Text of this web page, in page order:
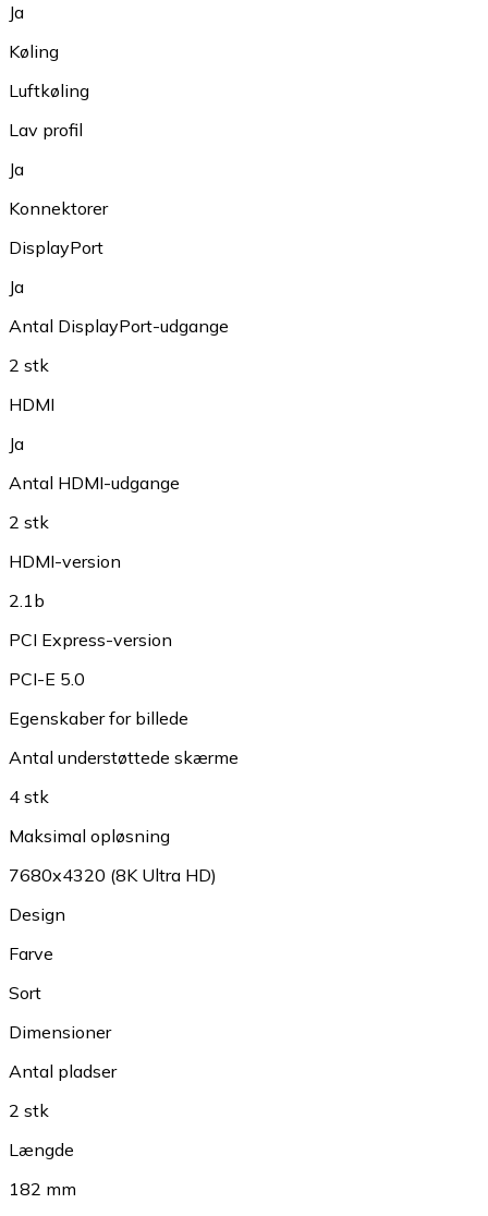
Ja
Køling
Luftkøling
Lav profil
Ja
Konnektorer
DisplayPort
Ja
Antal DisplayPort-udgange
2 stk
HDMI
Ja
Antal HDMI-udgange
2 stk
HDMI-version
2.1b
PCI Express-version
PCI-E 5.0
Egenskaber for billede
Antal understøttede skærme
4 stk
Maksimal opløsning
7680x4320 (8K Ultra HD)
Design
Farve
Sort
Dimensioner
Antal pladser
2 stk
Længde
182 mm